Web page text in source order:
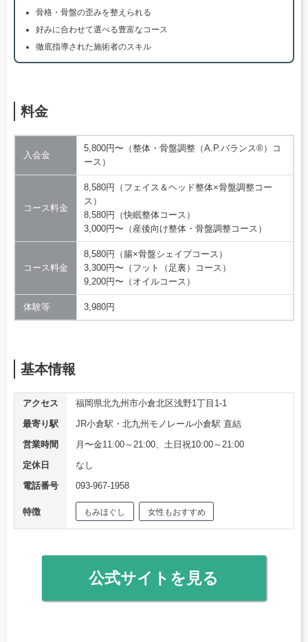
骨格・骨盤の歪みを整えられる
好みに合わせて選べる豊富なコース
徹底指導された施術者のスキル
料金
入会金
5,800円〜（整体・骨盤調整（A.P.バランス®）コ
ース）
コース料金
8,580円（フェイス＆ヘッド整体×骨盤調整コー
ス）
8,580円（快眠整体コース）
3,000円〜（産後向け整体・骨盤調整コース）
コース料金
8,580円（腸×骨盤シェイプコース）
3,300円〜（フット（足裏）コース）
9,200円〜（オイルコース）
体験等 3,980円
基本情報
アクセス
福岡県北九州市小倉北区浅野1丁目1-1
最寄り駅
JR小倉駅・北九州モノレール小倉駅 直結
営業時間
月〜金11:00～21:00、土日祝10:00～21:00
定休日
なし
電話番号
093-967-1958
特徴 もみほぐし 女性もおすすめ
公式サイトを見る